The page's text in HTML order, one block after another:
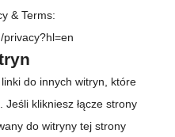
& Terms:
privacy?hl=en
do innych witryn, które
Jeśli klikniesz łącze strony
do witryny tej strony